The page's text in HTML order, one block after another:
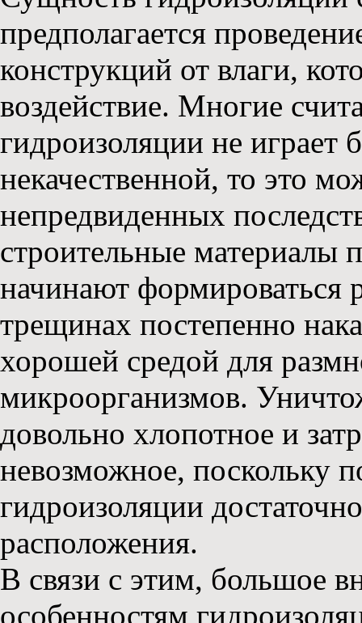
предполагается
конструкций от влаги,
воздействие. Многие
гидроизоляции не играет
некачественной, то это
непредвиденных
строительные материалы
начинают
трещинах постепенно
хорошей средой для
микроорганизмов.
довольно хлопотное и
невозможное, поскольку
гидроизоляции
расположения.
В связи с этим, большое
особенностям